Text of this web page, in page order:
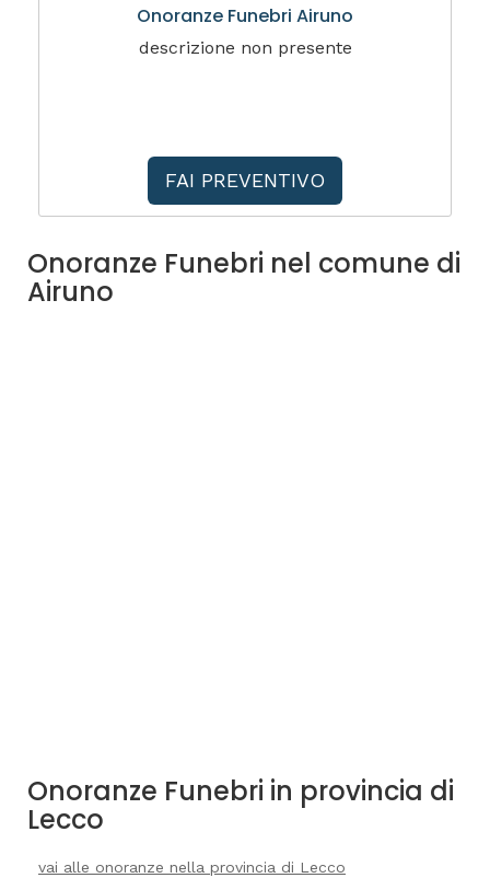
Onoranze Funebri Airuno
descrizione non presente
FAI PREVENTIVO
Onoranze Funebri nel comune di
Airuno
Onoranze Funebri in provincia di
Lecco
vai alle onoranze nella provincia di Lecco